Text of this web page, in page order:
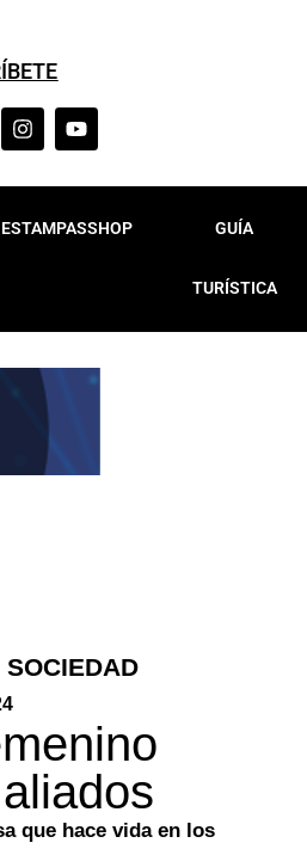
ESTAMPASSHOP GUÍA
TURÍSTICA
SOCIEDAD
que hace vida en los